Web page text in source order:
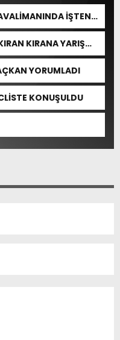
İŞTEN
KIRANA YARIŞ
YORUMLADI
KONUŞULDU